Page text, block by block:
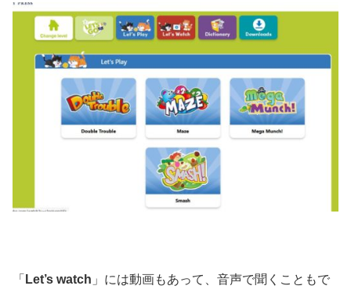
「 Let’s watch 」には動画もあって、音声で聞くこともで